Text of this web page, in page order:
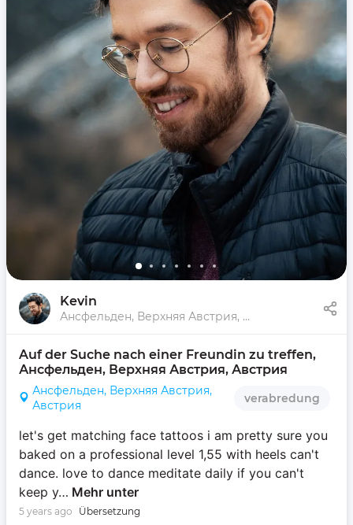
Kevin
Ансфельден, Верхняя Австрия, Австрия
Auf der Suche nach einer Freundin zu treffen,
Ансфельден, Верхняя Австрия, Австрия
Ансфельден, Верхняя Австрия,
Австрия
verabredung
let's get matching face tattoos i am pretty sure you
baked on a professional level 1,55 with heels can't
dance. love to dance meditate daily if you can't
keep y… Mehr unter
5 years ago Übersetzung